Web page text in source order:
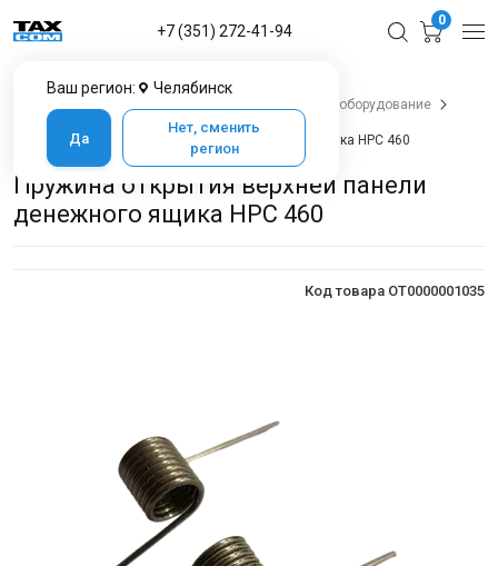
Ваш регион: Челябинск
Да
Нет, сменить
регион
+7 (351) 272-41-94
0
POS-оборудование
Денежные ящики
Пружина открытия верхней панели денежного ящика НРС 460
Пружина открытия верхней панели
денежного ящика НРС 460
Код товара OT0000001035